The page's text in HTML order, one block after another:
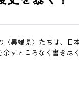
異端児〉たちは、日
すところなく書き尽